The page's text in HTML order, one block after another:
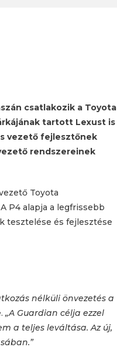
csatlakozik a Toyota
tartott Lexust is
vezető fejlesztőnek
rendszereinek
Toyota
P4 alapja a legfrissebb
tesztelése és fejlesztése
nélküli önvezetés a
„A Guardian célja ezzel
a teljes leváltása. Az új,